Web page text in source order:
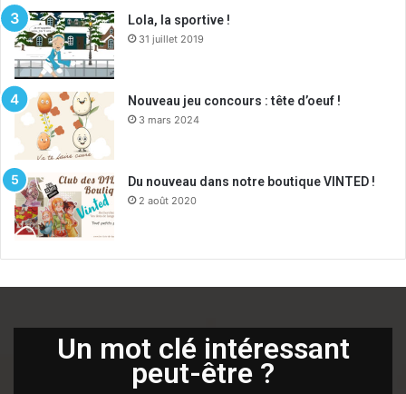
Lola, la sportive !
31 juillet 2019
Nouveau jeu concours : tête d’oeuf !
3 mars 2024
Du nouveau dans notre boutique VINTED !
2 août 2020
Un mot clé intéressant
peut-être ?